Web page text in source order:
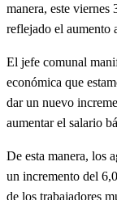
manera, este viernes
reflejado el aumento
El jefe comunal
económica que
dar un nuevo
aumentar el salario
De esta manera, los
un incremento del
de los trabajadores